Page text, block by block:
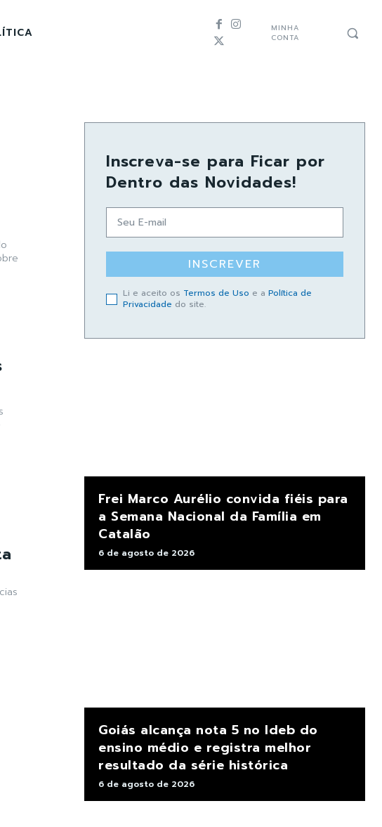
MINHA
CONTA
Inscreva-se para Ficar por
Dentro das Novidades!
INSCREVER
Li e aceito os Termos de Uso e a Política de
Privacidade do site.
Frei Marco Aurélio convida fiéis para
a Semana Nacional da Família em
Catalão
6 de agosto de 2026
Goiás alcança nota 5 no Ideb do
ensino médio e registra melhor
resultado da série histórica
6 de agosto de 2026